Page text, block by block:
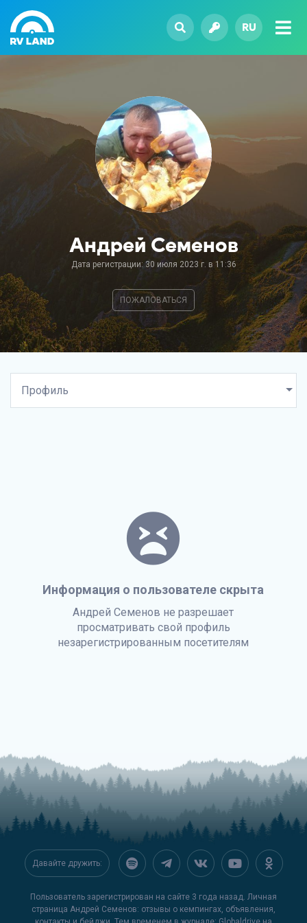
RU
Андрей Семенов
Дата регистрации: 30 июля 2023 г. в 11:36
ПОЖАЛОВАТЬСЯ
Информация о пользователе скрыта
Андрей Семенов не разрешает
просматривать свой профиль
незарегистрированным посетителям
Давайте дружить:
Пользователь зарегистрирован на сайте 3 года назад. Личная
страница Андрей Семенов: отзывы о кемпингах, объявления,